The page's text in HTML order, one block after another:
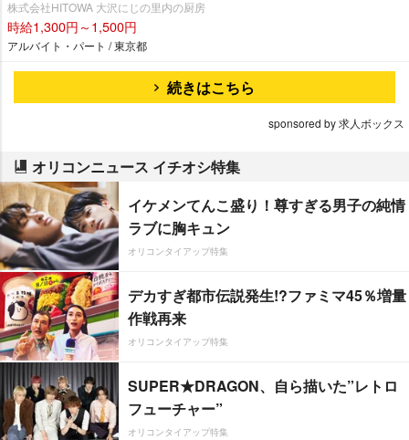
株式会社HITOWA 大沢にじの里内の厨房
時給1,300円～1,500円
アルバイト・パート / 東京都
続きはこちら
sponsored by 求人ボックス
オリコンニュース イチオシ特集
イケメンてんこ盛り！尊すぎる男子の純情
ラブに胸キュン
オリコンタイアップ特集
デカすぎ都市伝説発生!?ファミマ45％増量
作戦再来
オリコンタイアップ特集
SUPER★DRAGON、自ら描いた”レトロ
フューチャー”
オリコンタイアップ特集